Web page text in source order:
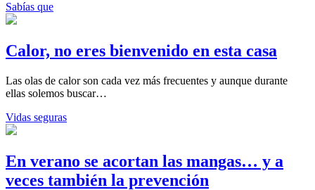
Sabías que
Calor, no eres bienvenido en esta casa
Las olas de calor son cada vez más frecuentes y aunque durante
ellas solemos buscar…
Vidas seguras
En verano se acortan las mangas… y a
veces también la prevención